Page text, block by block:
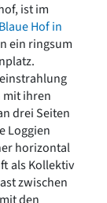
ist im
Hof in
ein ringsum
mit ihren
drei Seiten
Loggien
horizontal
als Kollektiv
zwischen